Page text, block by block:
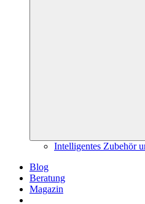
Intelligentes Zubehör
Blog
Beratung
Magazin